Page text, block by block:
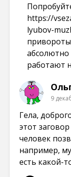
https://
lyubov-
абсолютно
работают
9
Гела,
этот
человек
например,
есть какой-